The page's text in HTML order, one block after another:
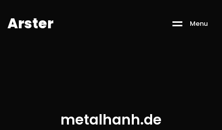
Arster Menu
metalhanh.de